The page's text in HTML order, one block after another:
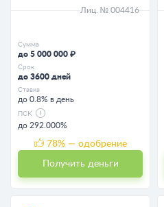
Лиц. № 004416
Сумма
до 5 000 000 ₽
Срок
до 3600 дней
Ставка
до 0.8% в день
ПСК
до 292.000%
78% — одобрение
Получить деньги